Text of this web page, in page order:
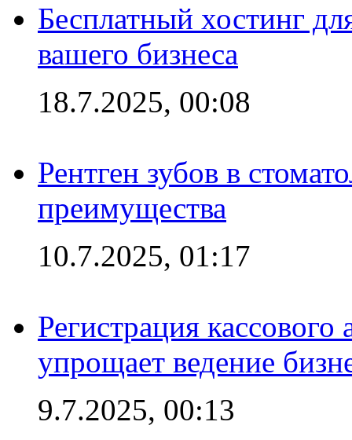
Бесплатный хостинг
вашего бизнеса
18.7.2025, 00:08
Рентген зубов в
преимущества
10.7.2025, 01:17
Регистрация
упрощает ведение
9.7.2025, 00:13